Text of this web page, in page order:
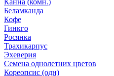
Канна (комн.)
Беламканда
Кофе
Гинкго
Росянка
Трахикарпус
Эхеверия
Семена однолетних цветов
Кореопсис (одн)